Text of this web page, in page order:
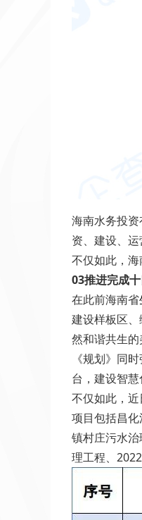
海南水务投
资、建设、
不仅如此，
03推进完成
在此前海南省
建设样板区
然和谐共生
《规划》同
台，建设智
不仅如此，
项目包括昌
镇村庄污水
理工程、